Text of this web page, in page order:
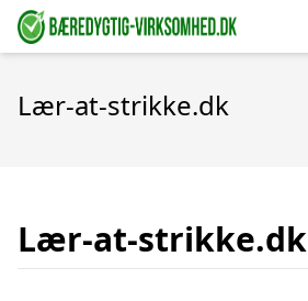
Lær-at-strikke.dk
Lær-at-strikke.dk